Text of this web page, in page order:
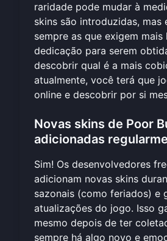
raridade pode mudar à
skins são introduzidas, mas
sempre as que exigem mais
dedicação para serem
descobrir qual é a mais
atualmente, você terá que
online e descobrir por si
Novas skins de Poor
adicionadas
Sim! Os desenvolvedores
adicionam novas skins
sazonais (como feriados) e
atualizações do jogo. Isso
mesmo depois de ter
sempre há algo novo e